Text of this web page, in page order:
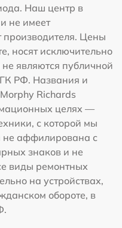
Наш центр в
не имеет
Цены
носят исключительно
являются публичной
ГК РФ. Названия и
Richards
целях —
с которой мы
не аффилирована с
знаков и не
виды ремонтных
на устройствах,
обороте, в